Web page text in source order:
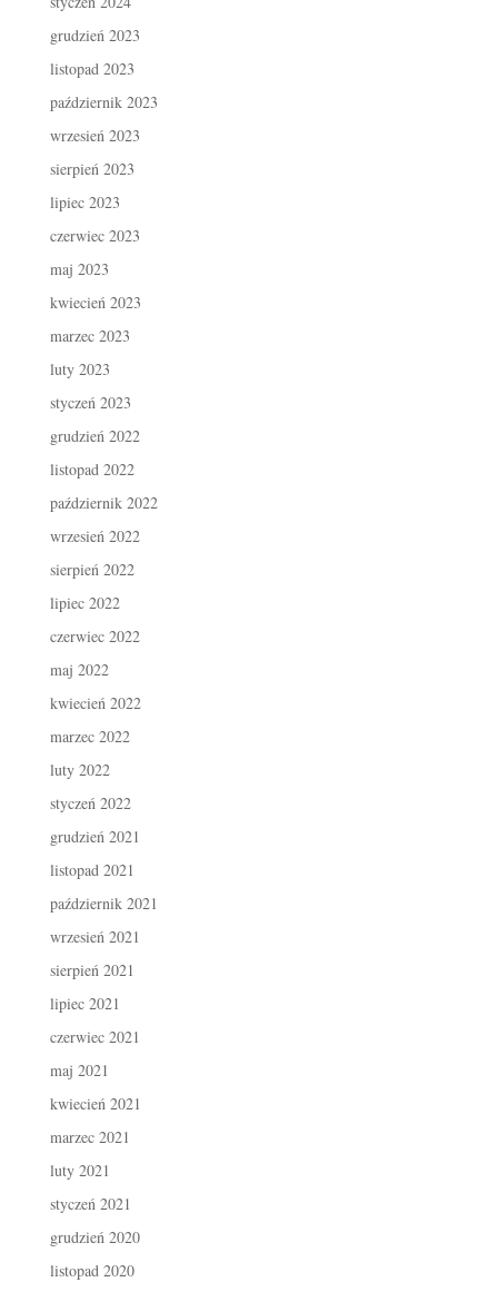
grudzień 2023
listopad 2023
październik 2023
wrzesień 2023
sierpień 2023
lipiec 2023
czerwiec 2023
maj 2023
kwiecień 2023
marzec 2023
luty 2023
styczeń 2023
grudzień 2022
listopad 2022
październik 2022
wrzesień 2022
sierpień 2022
lipiec 2022
czerwiec 2022
maj 2022
kwiecień 2022
marzec 2022
luty 2022
styczeń 2022
grudzień 2021
listopad 2021
październik 2021
wrzesień 2021
sierpień 2021
lipiec 2021
czerwiec 2021
maj 2021
kwiecień 2021
marzec 2021
luty 2021
styczeń 2021
grudzień 2020
listopad 2020